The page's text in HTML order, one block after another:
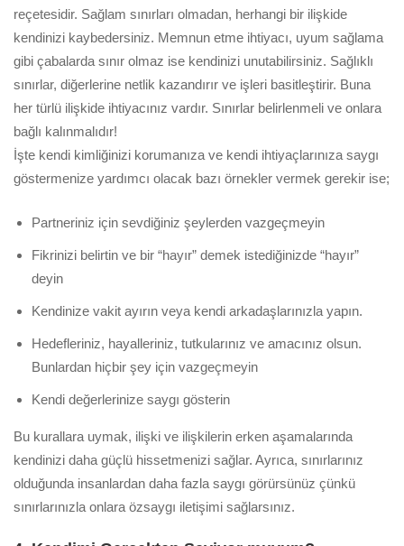
reçetesidir. Sağlam sınırları olmadan, herhangi bir ilişkide
kendinizi kaybedersiniz. Memnun etme ihtiyacı, uyum sağlama
gibi çabalarda sınır olmaz ise kendinizi unutabilirsiniz. Sağlıklı
sınırlar, diğerlerine netlik kazandırır ve işleri basitleştirir. Buna
her türlü ilişkide ihtiyacınız vardır. Sınırlar belirlenmeli ve onlara
bağlı kalınmalıdır!
İşte kendi kimliğinizi korumanıza ve kendi ihtiyaçlarınıza saygı
göstermenize yardımcı olacak bazı örnekler vermek gerekir ise;
Partneriniz için sevdiğiniz şeylerden vazgeçmeyin
Fikrinizi belirtin ve bir “hayır” demek istediğinizde “hayır”
deyin
Kendinize vakit ayırın veya kendi arkadaşlarınızla yapın.
Hedefleriniz, hayalleriniz, tutkularınız ve amacınız olsun.
Bunlardan hiçbir şey için vazgeçmeyin
Kendi değerlerinize saygı gösterin
Bu kurallara uymak, ilişki ve ilişkilerin erken aşamalarında
kendinizi daha güçlü hissetmenizi sağlar. Ayrıca, sınırlarınız
olduğunda insanlardan daha fazla saygı görürsünüz çünkü
sınırlarınızla onlara özsaygı iletişimi sağlarsınız.